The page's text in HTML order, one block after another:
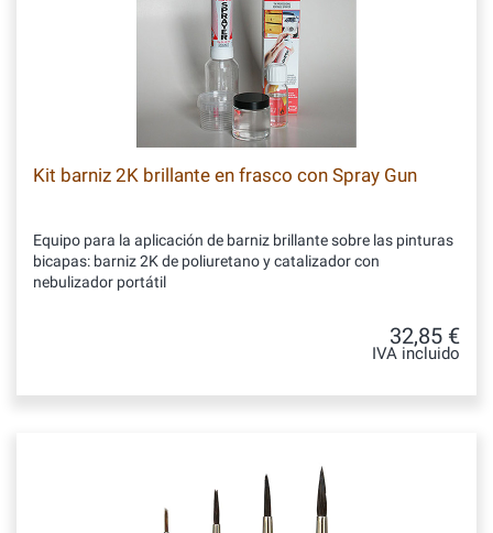
Kit barniz 2K brillante en frasco con Spray Gun
Equipo para la aplicación de barniz brillante sobre las pinturas
bicapas: barniz 2K de poliuretano y catalizador con
nebulizador portátil
32,85 €
IVA incluido